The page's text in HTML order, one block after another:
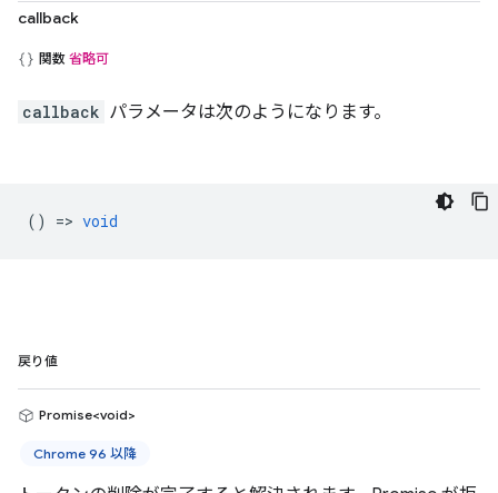
callback
関数 省略可
callback パラメータは次のようになります。
() => void
戻り値
Promise<void>
Chrome 96 以降